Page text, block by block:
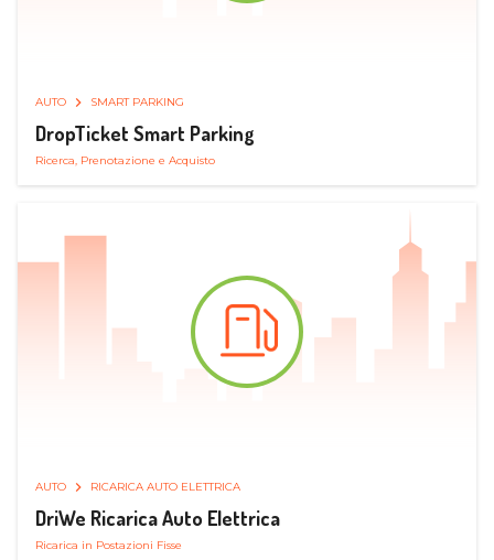
AUTO SMART PARKING
DropTicket Smart Parking
Ricerca, Prenotazione e Acquisto
AUTO RICARICA AUTO ELETTRICA
DriWe Ricarica Auto Elettrica
Ricarica in Postazioni Fisse